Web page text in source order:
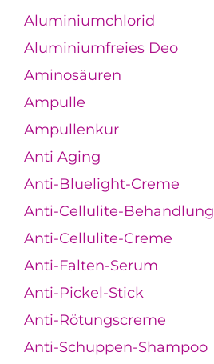
Aluminiumchlorid
Aluminiumfreies Deo
Aminosäuren
Ampulle
Ampullenkur
Anti Aging
Anti-Bluelight-Creme
Anti-Cellulite-Behandlung
Anti-Cellulite-Creme
Anti-Falten-Serum
Anti-Pickel-Stick
Anti-Rötungscreme
Anti-Schuppen-Shampoo